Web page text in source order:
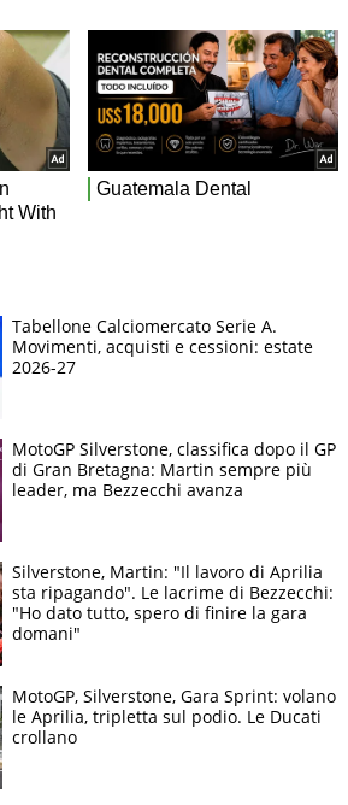
Tabellone Calciomercato Serie A.
Movimenti, acquisti e cessioni: estate
2026-27
MotoGP Silverstone, classifica dopo il GP
di Gran Bretagna: Martin sempre più
leader, ma Bezzecchi avanza
Silverstone, Martin: "Il lavoro di Aprilia
sta ripagando". Le lacrime di Bezzecchi:
"Ho dato tutto, spero di finire la gara
domani"
MotoGP, Silverstone, Gara Sprint: volano
le Aprilia, tripletta sul podio. Le Ducati
crollano